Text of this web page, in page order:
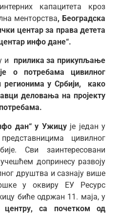
капацитета кроз
менторства, Београдска
центар за права детета
инфо дане“.
и прилика за прикупљање
о потребама цивилног
регионима у Србији, како
деловања на пројекту
дан“ у Ужицује један у
цивилног
Сви заинтересовани
допринесу развоју
друштва и сазнају више
у оквиру ЕУ Ресурс
биће одржан 11. маја, у
центру, са почетком од